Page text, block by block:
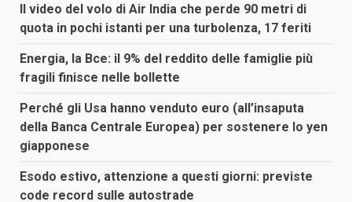
Il video del volo di Air India che perde 90 metri di
quota in pochi istanti per una turbolenza, 17 feriti
Energia, la Bce: il 9% del reddito delle famiglie più
fragili finisce nelle bollette
Perché gli Usa hanno venduto euro (all’insaputa
della Banca Centrale Europea) per sostenere lo yen
giapponese
Esodo estivo, attenzione a questi giorni: previste
code record sulle autostrade